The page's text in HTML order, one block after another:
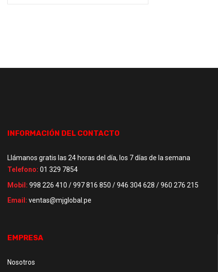
INFORMACIÓN DEL CONTACTO
Llámanos gratis las 24 horas del día, los 7 días de la semana
Telefono: 01 329 7854
Mobil: 998 226 410 / 997 816 850 / 946 304 628 / 960 276 215
Email: ventas@mjglobal.pe
EMPRESA
Nosotros